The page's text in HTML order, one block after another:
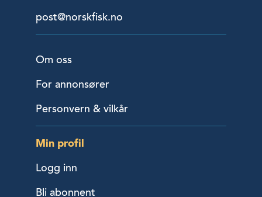
post@norskfisk.no
Om oss
For annonsører
Personvern & vilkår
Min profil
Logg inn
Bli abonnent